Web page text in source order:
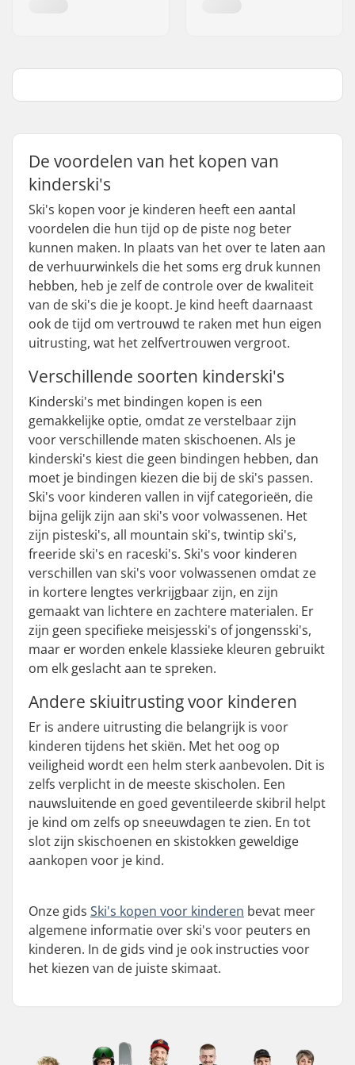
De voordelen van het kopen van
kinderski's
Ski's kopen voor je kinderen heeft een aantal
voordelen die hun tijd op de piste nog beter
kunnen maken. In plaats van het over te laten aan
de verhuurwinkels die het soms erg druk kunnen
hebben, heb je zelf de controle over de kwaliteit
van de ski's die je koopt. Je kind heeft daarnaast
ook de tijd om vertrouwd te raken met hun eigen
uitrusting, wat het zelfvertrouwen vergroot.
Verschillende soorten kinderski's
Kinderski's met bindingen kopen is een
gemakkelijke optie, omdat ze verstelbaar zijn
voor verschillende maten skischoenen. Als je
kinderski's kiest die geen bindingen hebben, dan
moet je bindingen kiezen die bij de ski's passen.
Ski's voor kinderen vallen in vijf categorieën, die
bijna gelijk zijn aan ski's voor volwassenen. Het
zijn pisteski's, all mountain ski's, twintip ski's,
freeride ski's en raceski's. Ski's voor kinderen
verschillen van ski's voor volwassenen omdat ze
in kortere lengtes verkrijgbaar zijn, en zijn
gemaakt van lichtere en zachtere materialen. Er
zijn geen specifieke meisjesski's of jongensski's,
maar er worden enkele klassieke kleuren gebruikt
om elk geslacht aan te spreken.
Andere skiuitrusting voor kinderen
Er is andere uitrusting die belangrijk is voor
kinderen tijdens het skiën. Met het oog op
veiligheid wordt een helm sterk aanbevolen. Dit is
zelfs verplicht in de meeste skischolen. Een
nauwsluitende en goed geventileerde skibril helpt
je kind om zelfs op sneeuwdagen te zien. En tot
slot zijn skischoenen en skistokken geweldige
aankopen voor je kind.
Onze gids Ski's kopen voor kinderen bevat meer
algemene informatie over ski's voor peuters en
kinderen. In de gids vind je ook instructies voor
het kiezen van de juiste skimaat.